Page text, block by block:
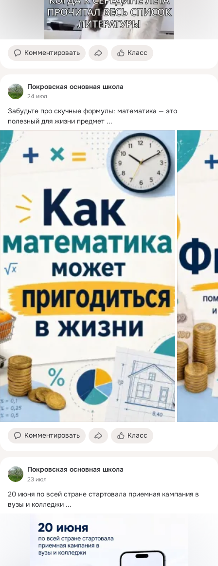
Комментировать Класс
Покровская основная школа
24 июл
Забудьте про скучные формулы: математика — это
полезный для жизни предмет ...
Комментировать Класс
Покровская основная школа
23 июл
20 июня по всей стране стартовала приемная кампания в
вузы и колледжи ...